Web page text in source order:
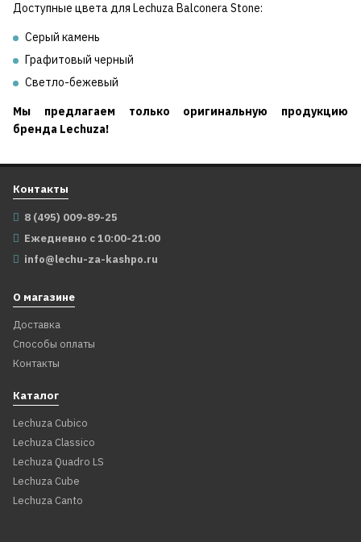
Доступные цвета для Lechuza Balconera Stone:
Серый камень
Графитовый черный
Светло-бежевый
Мы предлагаем только оригинальную продукцию
бренда Lechuza!
Контакты
8 (495) 009-89-25
Ежедневно с 10:00-21:00
info@lechu-za-kashpo.ru
О магазине
Доставка
Способы оплаты
Контакты
Каталог
Lechuza Cubico
Lechuza Classico
Lechuza Quadro LS
Lechuza Cube
Lechuza Canto